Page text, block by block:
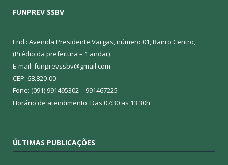
FUNPREV SSBV
End.: Avenida Presidente Vargas, número 01, Bairro Centro,
(Prédio da prefeitura – 1 andar)
E-mail: funprevssbv@gmail.com
CEP: 68.820-00
Fone: (091) 991495302 – 991467225
Horário de atendimento: Das 07:30 as 13:30h
ÚLTIMAS PUBLICAÇÕES